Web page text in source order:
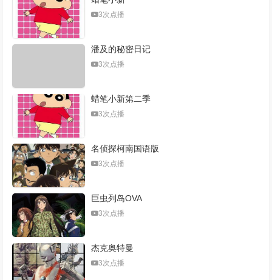
3次点播
潘及的秘密日记
3次点播
蜡笔小新第二季
3次点播
名侦探柯南国语版
3次点播
巨虫列岛OVA
3次点播
杰克奥特曼
3次点播